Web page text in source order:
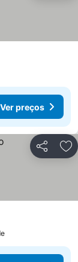
preços
Ver preços
Partilhar